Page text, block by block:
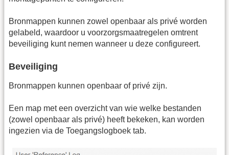
Bronmappen kunnen zowel openbaar als privé worden
gelabeld, waardoor u voorzorgsmaatregelen omtrent
beveiliging kunt nemen wanneer u deze configureert.
Beveiliging
Bronmappen kunnen openbaar of privé zijn.
Een map met een overzicht van wie welke bestanden
(zowel openbaar als privé) heeft bekeken, kan worden
ingezien via de Toegangslogboek tab.